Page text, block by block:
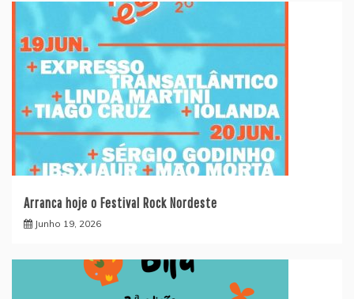
Arranca hoje o Festival Rock Nordeste
Junho 19, 2026